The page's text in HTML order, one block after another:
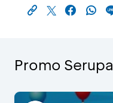
Promo Serupa